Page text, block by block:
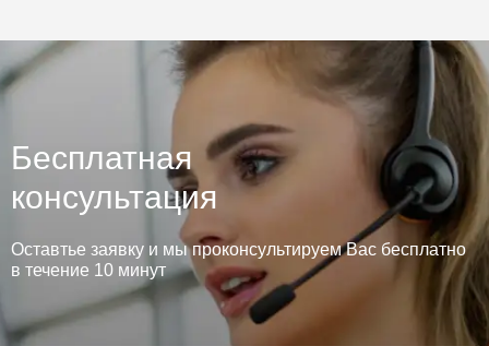
Бесплатная
консультация
Оставтье заявку и мы проконсультируем Вас бесплатно
в течение 10 минут